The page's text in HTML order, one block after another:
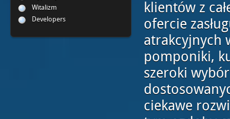
Witalizm
Developers
klientów z
ofercie
atrakcyjnych
pomponiki,
szeroki
ciekawe